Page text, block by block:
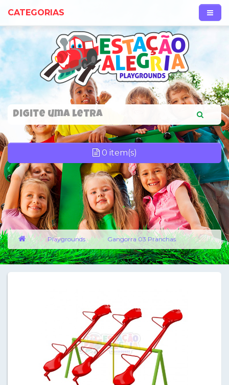
CATEGORIAS
0 item(s)
Playgrounds Gangorra 03 Pranchas